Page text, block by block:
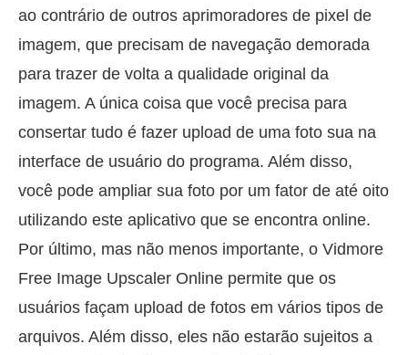
ao contrário de outros aprimoradores de pixel de
imagem, que precisam de navegação demorada
para trazer de volta a qualidade original da
imagem. A única coisa que você precisa para
consertar tudo é fazer upload de uma foto sua na
interface de usuário do programa. Além disso,
você pode ampliar sua foto por um fator de até oito
utilizando este aplicativo que se encontra online.
Por último, mas não menos importante, o Vidmore
Free Image Upscaler Online permite que os
usuários façam upload de fotos em vários tipos de
arquivos. Além disso, eles não estarão sujeitos a